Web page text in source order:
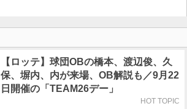
【ロッテ】球団OBの橋本、渡辺俊、久
保、塀内、内が来場、OB解説も／9月22
日開催の「TEAM26デー」
HOT TOPIC